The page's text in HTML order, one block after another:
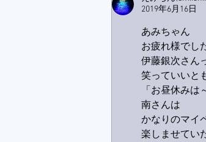
2019年6月16日
あみちゃん
お疲れ様でし
伊藤銀次さん
笑っていいと
「お昼休み
南さんは
かなりのマイ
楽しませてい